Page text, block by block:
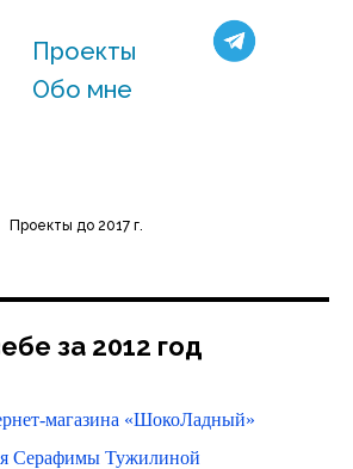
Проекты
Обо мне
Проекты до 2017 г.
за 2012 год
магазина «ШокоЛадный»
Серафимы Тужилиной